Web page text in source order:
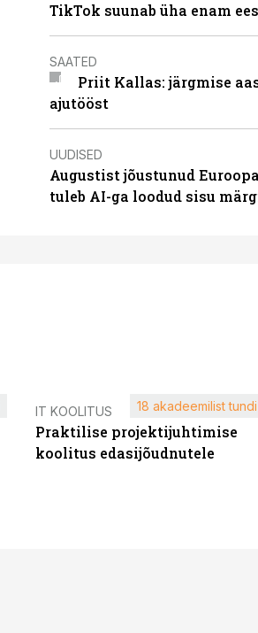
TikTok suunab üha enam
SAATED
Priit Kallas: järgmise
ajutööst
UUDISED
Augustist jõustunud
tuleb AI-ga loodud sisu
IT KOOLITUS
Praktilise projektijuhtimise
koolitus edasijõudnutele
18 akadeemilist tundi